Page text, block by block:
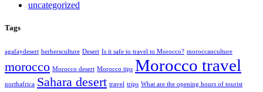
uncategorized
Tags
agafaydesert berbersculture Desert Is it safe to travel to Morocco? moroccanculture
morocco Morocco desert Morocco tips Morocco travel
northafrica Sahara desert travel trips What are the opening hours of tourist